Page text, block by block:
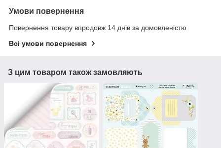
Умови повернення
Повернення товару впродовж 14 днів за домовленістю
Всі умови повернення
З цим товаром також замовляють